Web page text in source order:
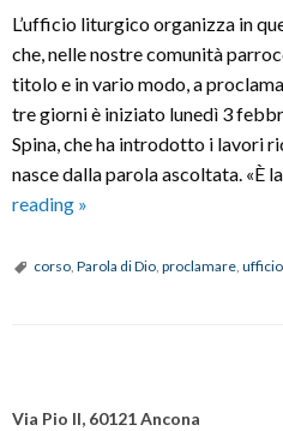
L’ufficio liturgico organizza in
che, nelle nostre comunità
titolo e in vario modo, a
tre giorni è iniziato lunedì 3
Spina, che ha introdotto i lavori
nasce dalla parola ascoltata. «È
reading Iniziato
corso
la
»
corso, Parola di Dio, proclamare,
o
Via Pio II, 60121 Ancona